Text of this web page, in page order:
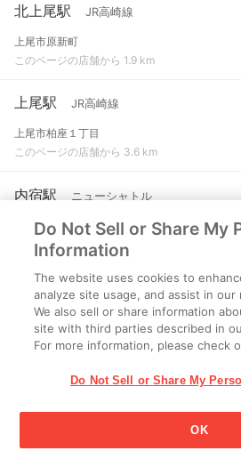
北上尾駅 JR高崎線
上尾市原新町
このページの店舗から 1.9 km
上尾駅 JR高崎線
上尾市柏座１丁目
このページの店舗から 3.6 km
内宿駅 ニューシャトル
北足立郡伊奈町大字小針新宿１４６１
このページの店舗から 3.8 km
羽貫駅 ニューシャトル
北足立郡伊奈町大字羽貫８７２
このページの店舗から 4.2 km
江崎グリコ株式会社 Copyright © 2025 Ezaki
Do Not Sell or Share My
Information
The website uses cookies to
analyze site usage, and assist in
We also sell or share information
site with third parties described in
For more information, please check
Do Not Sell or Share My
OK